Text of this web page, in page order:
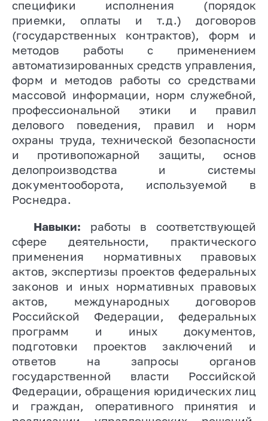
специфики исполнения (порядок
приемки, оплаты и т.д.) договоров
(государственных контрактов), форм и
методов работы с применением
автоматизированных средств управления,
форм и методов работы со средствами
массовой информации, норм служебной,
профессиональной этики и правил
делового поведения, правил и норм
охраны труда, технической безопасности
и противопожарной защиты, основ
делопроизводства и системы
документооборота, используемой в
Роснедра.
Навыки: работы в соответствующей
сфере деятельности, практического
применения нормативных правовых
актов, экспертизы проектов федеральных
законов и иных нормативных правовых
актов, международных договоров
Российской Федерации, федеральных
программ и иных документов,
подготовки проектов заключений и
ответов на запросы органов
государственной власти Российской
Федерации, обращения юридических лиц
и граждан,
оперативного принятия и